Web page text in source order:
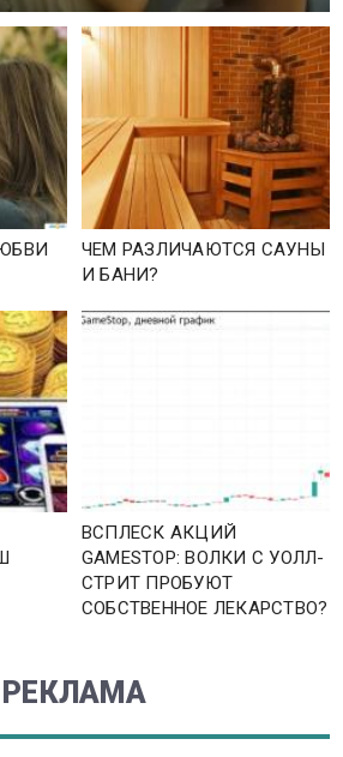
ЧЕМ РАЗЛИЧАЮТСЯ САУНЫ
И БАНИ?
ВСПЛЕСК АКЦИЙ
GAMESTOP: ВОЛКИ С УОЛЛ-
СТРИТ ПРОБУЮТ
СОБСТВЕННОЕ ЛЕКАРСТВО?
РЕКЛАМА